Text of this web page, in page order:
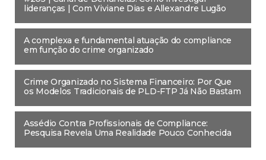
lideranças | Com Viviane Dias e Allexandre Lugão
A complexa e fundamental atuação do compliance
em função do crime organizado
Crime Organizado no Sistema Financeiro: Por Que
os Modelos Tradicionais de PLD-FTP Já Não Bastam
Assédio Contra Profissionais de Compliance:
Pesquisa Revela Uma Realidade Pouco Conhecida